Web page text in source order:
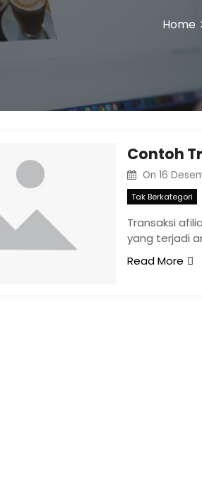
Home
Contoh
On 16
Tak Berkategori
Transaksi
yang terjadi
Read More